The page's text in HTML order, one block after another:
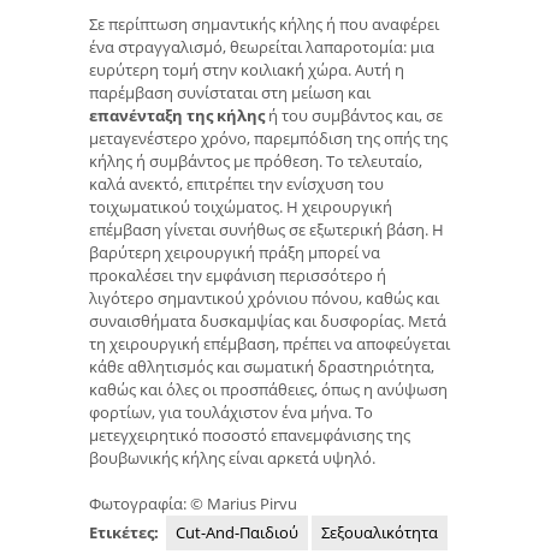
Σε περίπτωση σημαντικής κήλης ή που αναφέρει
ένα στραγγαλισμό, θεωρείται λαπαροτομία: μια
ευρύτερη τομή στην κοιλιακή χώρα. Αυτή η
παρέμβαση συνίσταται στη μείωση και
επανένταξη της κήληςή του συμβάντος και, σε
μεταγενέστερο χρόνο, παρεμπόδιση της οπής της
κήλης ή συμβάντος με πρόθεση. Το τελευταίο,
καλά ανεκτό, επιτρέπει την ενίσχυση του
τοιχωματικού τοιχώματος. Η χειρουργική
επέμβαση γίνεται συνήθως σε εξωτερική βάση. Η
βαρύτερη χειρουργική πράξη μπορεί να
προκαλέσει την εμφάνιση περισσότερο ή
λιγότερο σημαντικού χρόνιου πόνου, καθώς και
συναισθήματα δυσκαμψίας και δυσφορίας. Μετά
τη χειρουργική επέμβαση, πρέπει να αποφεύγεται
κάθε αθλητισμός και σωματική δραστηριότητα,
καθώς και όλες οι προσπάθειες, όπως η ανύψωση
φορτίων, για τουλάχιστον ένα μήνα. Το
μετεγχειρητικό ποσοστό επανεμφάνισης της
βουβωνικής κήλης είναι αρκετά υψηλό.
Φωτογραφία: © Marius Pirvu
Ετικέτες:
Cut-And-Παιδιού
Σεξουαλικότητα